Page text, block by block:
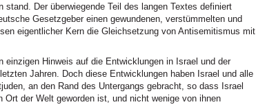
Der überwiegende Teil des langen Textes definiert
Gesetzgeber einen gewundenen, verstümmelten und
eigentlicher Kern die Gleichsetzung von Antisemitismus mit
einzigen Hinweis auf die Entwicklungen in Israel und der
Jahren. Doch diese Entwicklungen haben Israel und alle
an den Rand des Untergangs gebracht, so dass Israel
Ort der Welt geworden ist, und nicht wenige von ihnen